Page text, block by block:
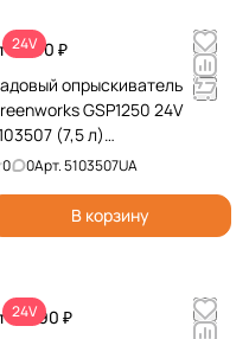
24V
8 990 ₽
опрыскиватель
GSP1250 24V
(7,5 л)
0 0Арт.5103507UA
В корзину
24V
11 990 ₽